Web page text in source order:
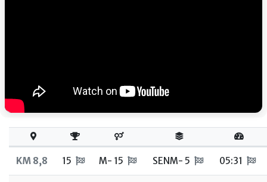
KM 8,8 15 M- 15 SENM- 5 05:31